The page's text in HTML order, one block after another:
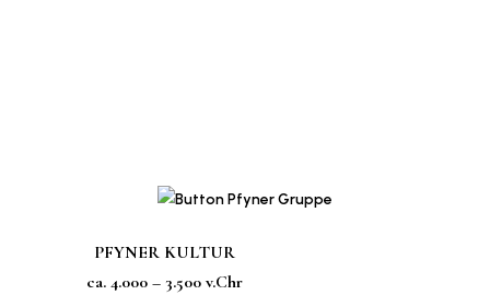
PFYNER KULTUR
ca. 4.000 – 3.500 v.Chr